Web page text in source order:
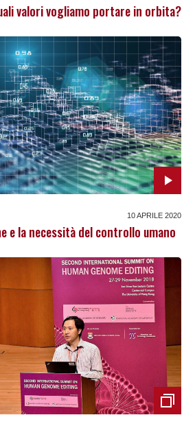
valori vogliamo portare in orbita?
10 APRILE 2020
e la necessità del controllo umano